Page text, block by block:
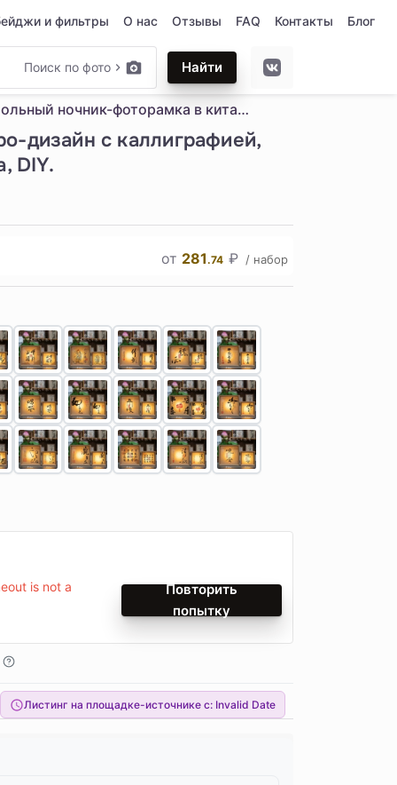
и фильтры О нас Отзывы FAQ Контакты Блог
Поиск по фото Найти
Настольный ночник-фоторамка в китайском национальном стиле. Ретро-дизайн с каллиграфией, атмосферный светильник. Творческий подарок на заказ, ручная работа, DIY.
дизайн с каллиграфией,
DIY.
от 281.74 ₽ / набор
is not a
Повторить
попытку
Листинг на площадке-источнике с: Invalid Date